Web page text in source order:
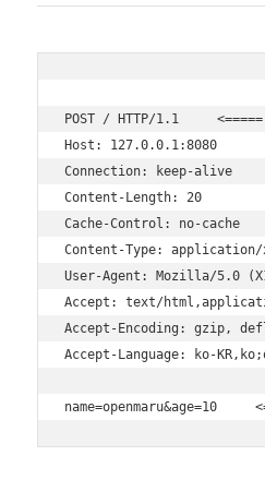
POST / HTTP/1.1
Host: 127.0.0.1:8080
Connection: keep-alive
Content-Length: 20
Cache-Control: no-cache
Content-Type: application/
User-Agent: Mozilla/5.0
Accept: text/
Accept-Encoding: gzip,
Accept-Language: ko-